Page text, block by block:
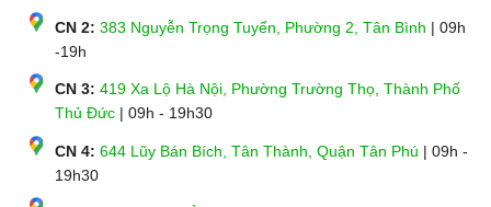
CN 2: 383 Nguyễn Trọng Tuyển, Phường 2, Tân Bình | 09h
-19h
CN 3: 419 Xa Lộ Hà Nội, Phường Trường Thọ, Thành Phố
Thủ Đức | 09h - 19h30
CN 4: 644 Lũy Bán Bích, Tân Thành, Quận Tân Phú | 09h -
19h30